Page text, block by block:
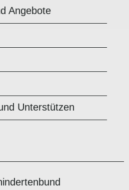
Angebote
Unterstützen